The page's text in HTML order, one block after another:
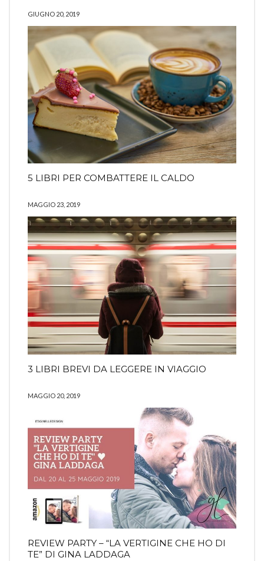
GIUGNO 20, 2019
5 LIBRI PER COMBATTERE IL CALDO
MAGGIO 23, 2019
3 LIBRI BREVI DA LEGGERE IN VIAGGIO
MAGGIO 20, 2019
REVIEW PARTY – “LA VERTIGINE CHE HO DI
TE” DI GINA LADDAGA